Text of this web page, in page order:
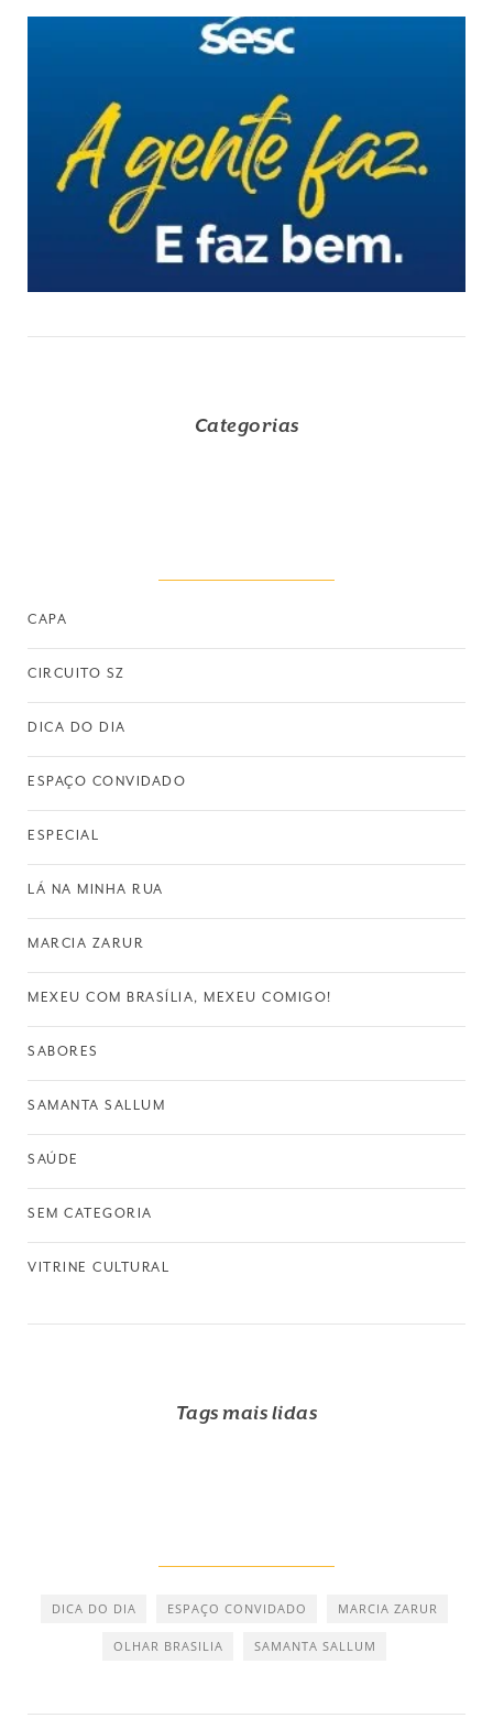
Categorias
CAPA
CIRCUITO SZ
DICA DO DIA
ESPAÇO CONVIDADO
ESPECIAL
LÁ NA MINHA RUA
MARCIA ZARUR
MEXEU COM BRASÍLIA, MEXEU COMIGO!
SABORES
SAMANTA SALLUM
SAÚDE
SEM CATEGORIA
VITRINE CULTURAL
Tags mais lidas
DICA DO DIA ESPAÇO CONVIDADO MARCIA ZARUR
OLHAR BRASILIA SAMANTA SALLUM